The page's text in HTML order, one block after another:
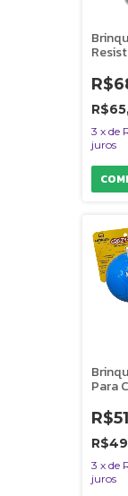
Pet
3 x de
juros
Para
Amicus
3 x de
juros